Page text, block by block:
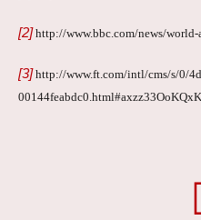
[2]http://www.bbc.com/news/world-
[3]http://www.ft.com/intl/cms/s/0/